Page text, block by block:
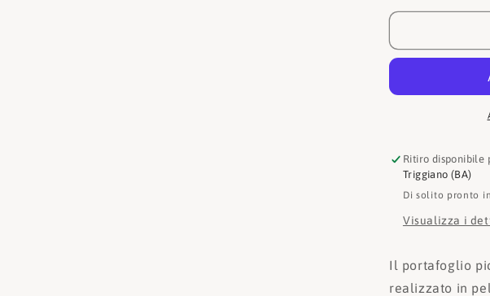
Lagerfeld
Ritiro disponibile
Triggiano (BA)
Di solito pronto
Visualizza i
Il portafoglio
realizzato in